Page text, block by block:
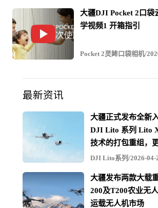
大疆DJI Pocket 2口袋
学视频1 开箱指引
Pocket 2灵眸口袋相机/
最新资讯
大疆正式发布全新
DJI Lito 系列 Lito
技术的打包重组，
DJI Lito系列/2026-04-
大疆发布两款大载
200及T200农业无
运载无人机市场